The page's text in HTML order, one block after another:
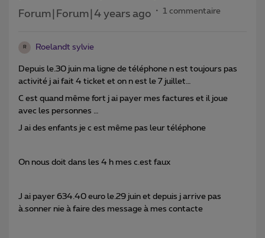
Forum|Forum|4 years ago 1 commentaire
R Roelandt sylvie
Depuis le.30 juin ma ligne de téléphone n est toujours pas
activité j ai fait 4 ticket et on n est le 7 juillet…
C est quand même fort j ai payer mes factures et il joue
avec les personnes …
J ai des enfants je c est même pas leur téléphone
On nous doit dans les 4 h mes c.est faux
J ai payer 634.40 euro le.29 juin et depuis j arrive pas
à.sonner nie à faire des message à mes contacte